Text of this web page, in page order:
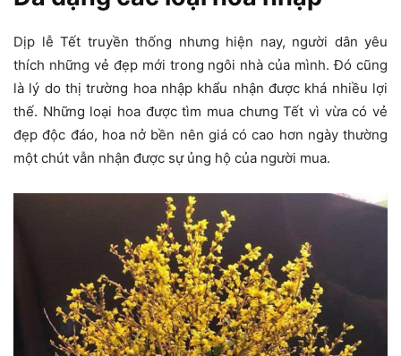
Dịp lễ Tết truyền thống nhưng hiện nay, người dân yêu
thích những vẻ đẹp mới trong ngôi nhà của mình. Đó cũng
là lý do thị trường hoa nhập khẩu nhận được khá nhiều lợi
thế. Những loại hoa được tìm mua chưng Tết vì vừa có vẻ
đẹp độc đáo, hoa nở bền nên giá có cao hơn ngày thường
một chút vẫn nhận được sự ủng hộ của người mua.